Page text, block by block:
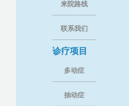
来院路线
联系我们
诊疗项目
多动症
抽动症